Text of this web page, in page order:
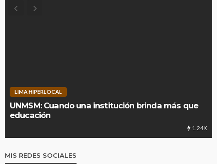
LIMA HIPERLOCAL
UNMSM: Cuando una institución brinda más que
educación
1.24K
MIS REDES SOCIALES